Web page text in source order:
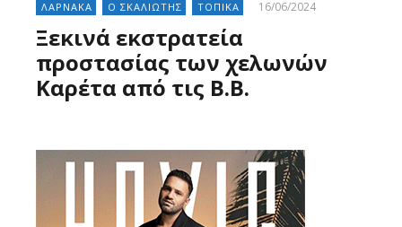
ΛΑΡΝΑΚΑ Ο ΣΚΑΛΙΩΤΗΣ ΤΟΠΙΚΑ 16/06/2024
Ξεκινά εκστρατεία
προστασίας των χελωνών
Καρέτα από τις Β.Β.